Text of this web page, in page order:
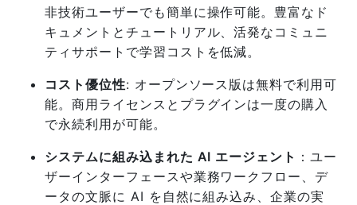
非技術ユーザーでも簡単に操作可能。豊富なド
キュメントとチュートリアル、活発なコミュニ
ティサポートで学習コストを低減。
コスト優位性: オープンソース版は無料で利用可
能。商用ライセンスとプラグインは一度の購入
で永続利用が可能。
システムに組み込まれた AI エージェント ：ユー
ザーインターフェースや業務ワークフロー、デ
ータの文脈に AI を自然に組み込み、企業の実